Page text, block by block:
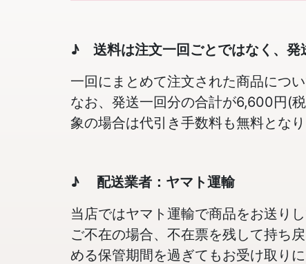
♪ 送料は注文一回ごとではなく、発
一回にまとめて注文された商品につ
なお、発送一回分の合計が6,600円(
象の場合は代引き手数料も無料となり
♪ 配送業者：ヤマト運輸
当店ではヤマト運輸で商品をお送りし
ご不在の場合、不在票を残して持ち
める保管期間を過ぎてもお受け取り